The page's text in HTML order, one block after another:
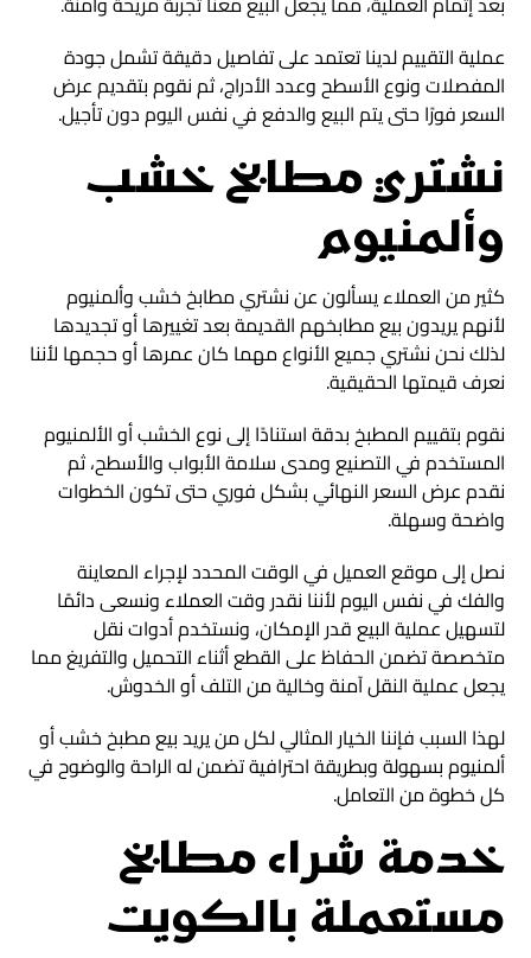
عملية التقييم لدينا تعتمد على تفاصيل دقيقة تشمل جودة
المفصلات ونوع الأسطح وعدد الأدراج، ثم نقوم بتقديم عرض
السعر فورًا حتى يتم البيع والدفع في نفس اليوم دون تأجيل.
نشتري مطابخ خشب
وألمنيوم
كثير من العملاء يسألون عن نشتري مطابخ خشب وألمنيوم
لأنهم يريدون بيع مطابخهم القديمة بعد تغييرها أو تجديدها
لذلك نحن نشتري جميع الأنواع مهما كان عمرها أو حجمها لأننا
نعرف قيمتها الحقيقية.
نقوم بتقييم المطبخ بدقة استنادًا إلى نوع الخشب أو الألمنيوم
المستخدم في التصنيع ومدى سلامة الأبواب والأسطح، ثم
نقدم عرض السعر النهائي بشكل فوري حتى تكون الخطوات
واضحة وسهلة.
نصل إلى موقع العميل في الوقت المحدد لإجراء المعاينة
والفك في نفس اليوم لأننا نقدر وقت العملاء ونسعى دائمًا
لتسهيل عملية البيع قدر الإمكان، ونستخدم أدوات نقل
متخصصة تضمن الحفاظ على القطع أثناء التحميل والتفريغ مما
يجعل عملية النقل آمنة وخالية من التلف أو الخدوش.
لهذا السبب فإننا الخيار المثالي لكل من يريد بيع مطبخ خشب أو
ألمنيوم بسهولة وبطريقة احترافية تضمن له الراحة والوضوح في
كل خطوة من التعامل.
خدمة شراء مطابخ
مستعملة بالكويت